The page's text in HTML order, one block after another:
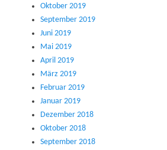
Oktober 2019
September 2019
Juni 2019
Mai 2019
April 2019
März 2019
Februar 2019
Januar 2019
Dezember 2018
Oktober 2018
September 2018